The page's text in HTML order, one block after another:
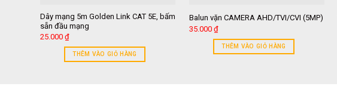
Dây mạng 5m Golden Link CAT 5E, bấm
sẵn đầu mạng
25.000 ₫
THÊM VÀO GIỎ HÀNG
Balun vặn CAMERA AHD/TVI/CVI (5MP)
35.000 ₫
THÊM VÀO GIỎ HÀNG